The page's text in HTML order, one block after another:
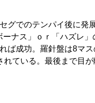
グでのテンパイ後に発
ナス」ｏｒ「ハズレ
ば成功。羅針盤は8マ
ている。最後まで目